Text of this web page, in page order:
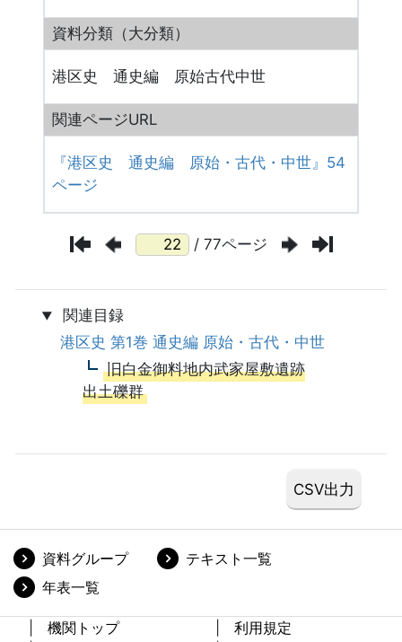
資料分類（大分類）
港区史 通史編 原始古代中世
関連ページURL
『港区史 通史編 原始・古代・中世』54
ページ
/ 77ページ
関連目録
港区史 第1巻 通史編 原始・古代・中世
旧白金御料地内武家屋敷遺跡
出土礫群
資料グループ
テキスト一覧
年表一覧
機関トップ
利用規定